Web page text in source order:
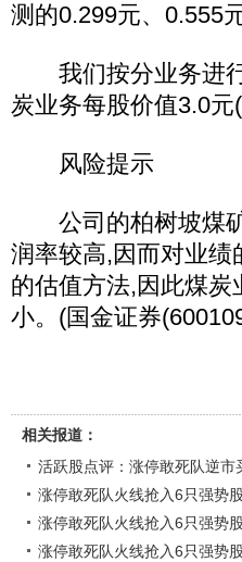
测的0.299元、0.555元
我们按分业务进行
炭业务每股价值3.0
风险提示
公司的柏树坡煤矿
润率较高,因而对业绩
的估值方法,因此煤
小。(国金证券
相关报道：
活跃股点评：涨停敢死队逆市
涨停敢死队火线抢入6只强势
涨停敢死队火线抢入6只强势
涨停敢死队火线抢入6只强势